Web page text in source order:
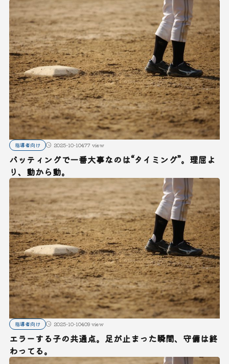
指導者向け 2025-10-10477 view
バッティングで一番大事なのは“タイミング”。理屈よ
り、動から動。
指導者向け 2025-10-10409 view
エラーする子の共通点。足が止まった瞬間、守備は終
わってる。